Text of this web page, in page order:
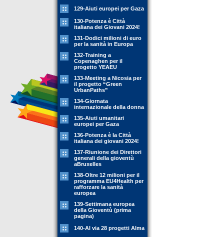
129-Aiuti europei per Gaza
130-Potenza è Città
italiana dei Giovani 2024!
131-Dodici milioni di euro
per la sanità in Europa
132-Training a
Copenaghen per il
progetto YEAEU
133-Meeting a Nicosia per
il progetto “Green
UrbanPaths”
134-Giornata
internazionale della donna
135-Aiuti umanitari
europei per Gaza
136-Potenza è la Città
italiana dei giovani 2024!
137-Riunione dei Direttori
generali della gioventù
aBruxelles
138-Oltre 12 milioni per il
programma EU4Health per
rafforzare la sanità
europea
139-Settimana europea
della Gioventù (prima
pagina)
140-Al via 28 progetti Alma